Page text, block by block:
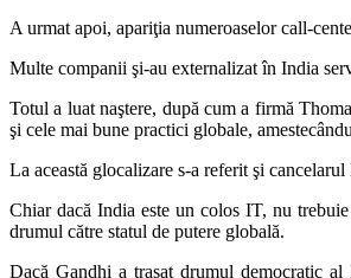
A urmat apoi, apariţia numeroaselor call-
Multe companii şi-au externalizat în India
Totul a luat naştere, după cum a firmă
şi cele mai bune practici globale,
La această glocalizare s-a referit şi
Chiar dacă India este un colos IT, nu
drumul către statul de putere globală.
Dacă Gandhi a trasat drumul democratic